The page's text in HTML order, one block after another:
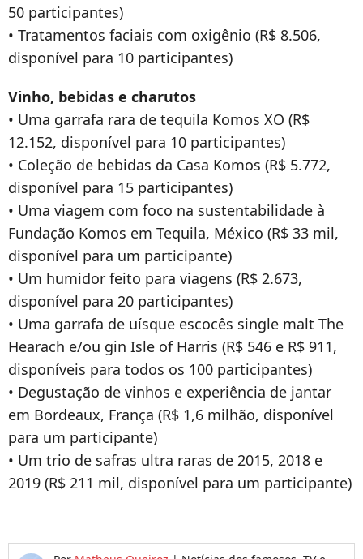
50 participantes)
• Tratamentos faciais com oxigênio (R$ 8.506,
disponível para 10 participantes)
Vinho, bebidas e charutos
• Uma garrafa rara de tequila Komos XO (R$
12.152, disponível para 10 participantes)
• Coleção de bebidas da Casa Komos (R$ 5.772,
disponível para 15 participantes)
• Uma viagem com foco na sustentabilidade à
Fundação Komos em Tequila, México (R$ 33 mil,
disponível para um participante)
• Um humidor feito para viagens (R$ 2.673,
disponível para 20 participantes)
• Uma garrafa de uísque escocês single malt The
Hearach e/ou gin Isle of Harris (R$ 546 e R$ 911,
disponíveis para todos os 100 participantes)
• Degustação de vinhos e experiência de jantar
em Bordeaux, França (R$ 1,6 milhão, disponível
para um participante)
• Um trio de safras ultra raras de 2015, 2018 e
2019 (R$ 211 mil, disponível para um participante)